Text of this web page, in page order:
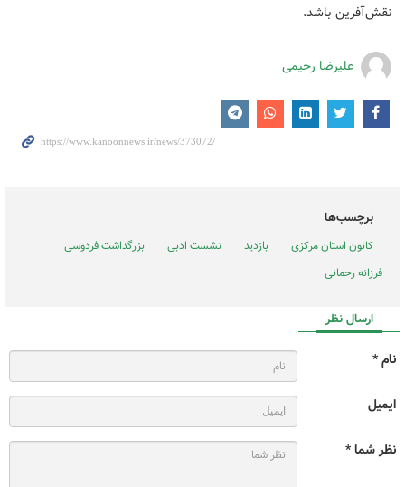
نقش‌آفرین باشد.
علیرضا رحیمی
برچسب‌ها
کانون استان مرکزی بازدید نشست ادبی
بزرگداشت فردوسی
فرزانه رحمانی
ارسال نظر
نام *
ایمیل
نظر شما *